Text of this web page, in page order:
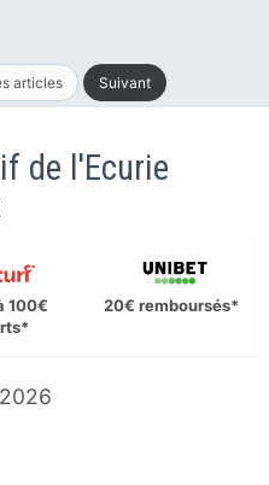
articles Suivant
de l'Ecurie
100€
20€ remboursés*